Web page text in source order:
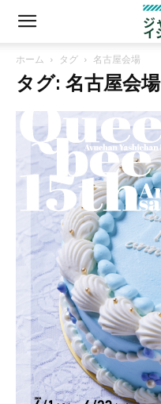
ホーム タグ 名古屋会場
タグ: 名古屋会場